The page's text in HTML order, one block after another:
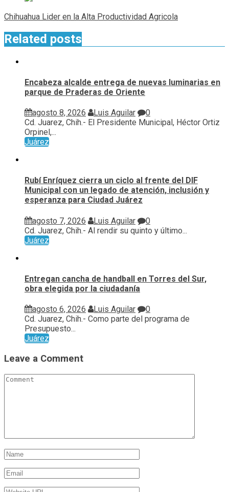
Chihuahua Lider en la Alta Productividad Agricola
Related posts
Encabeza alcalde entrega de nuevas luminarias en
parque de Praderas de Oriente
agosto 8, 2026 Luis Aguilar
0
Cd. Juarez, Chih.- El Presidente Municipal, Héctor Ortiz
Orpinel,...
Juárez
Rubí Enríquez cierra un ciclo al frente del DIF
Municipal con un legado de atención, inclusión y
esperanza para Ciudad Juárez
agosto 7, 2026 Luis Aguilar
0
Cd. Juarez, Chih.- Al rendir su quinto y último...
Juárez
Entregan cancha de handball en Torres del Sur,
obra elegida por la ciudadanía
agosto 6, 2026 Luis Aguilar
0
Cd. Juarez, Chih.- Como parte del programa de
Presupuesto...
Juárez
Leave a Comment